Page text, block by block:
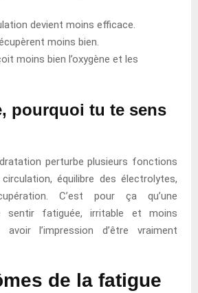
devient moins efficace.
moins bien.
moins bien l’oxygène et les
pourquoi tu te sens
perturbe plusieurs fonctions
équilibre des électrolytes,
C’est pour ça qu’une
sentir fatiguée, irritable et moins
l’impression d’être vraiment
de la fatigue